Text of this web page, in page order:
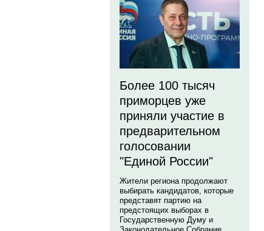
Более 100 тысяч
приморцев уже
приняли участие в
предварительном
голосовании
"Единой России"
Жители региона продолжают
выбирать кандидатов, которые
представят партию на
предстоящих выборах в
Государственную Думу и